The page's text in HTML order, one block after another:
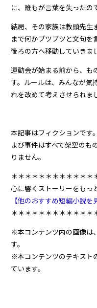
に、誰もが言葉を失ったの
結局、その家族は教頭先生
まで何かブツブツと文句を
後ろの方へ移動していきま
運動会が始まる前から、も
す。ルールは、みんなが気
れを改めて考えさせられま
本記事はフィクションです
よび事件はすべて架空のも
りません。
＊＊＊＊＊＊＊＊＊＊＊＊
心に響くストーリーをもっ
【他のおすすめ短編小説を
＊＊＊＊＊＊＊＊＊＊＊＊
※本コンテンツ内の画像は
す。
※本コンテンツのテキスト
ています。